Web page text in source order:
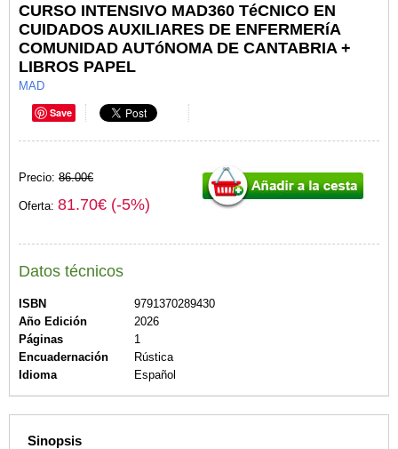
CURSO INTENSIVO MAD360 TéCNICO EN
CUIDADOS AUXILIARES DE ENFERMERíA
COMUNIDAD AUTóNOMA DE CANTABRIA +
LIBROS PAPEL
MAD
Save
Precio: 86.00€
Oferta: 81.70€ (-5%)
Datos técnicos
ISBN
9791370289430
Año Edición
2026
Páginas
1
Encuadernación
Rústica
Idioma
Español
Sinopsis